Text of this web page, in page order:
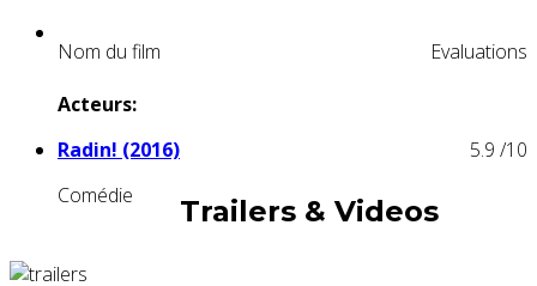
Nom du film
Evaluations
Acteurs:
Radin! (2016)
Comédie
5.9 /10
Trailers & Videos